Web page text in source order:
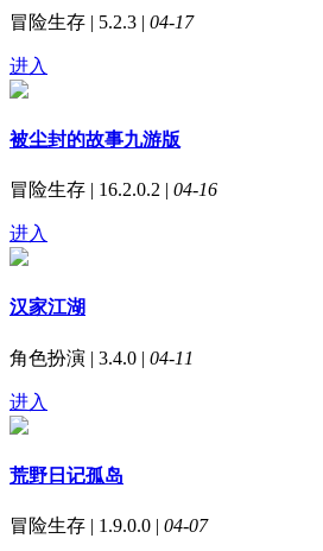
冒险生存 | 5.2.3 | 04-17
进入
被尘封的故事九游版
冒险生存 | 16.2.0.2 | 04-16
进入
汉家江湖
角色扮演 | 3.4.0 | 04-11
进入
荒野日记孤岛
冒险生存 | 1.9.0.0 | 04-07